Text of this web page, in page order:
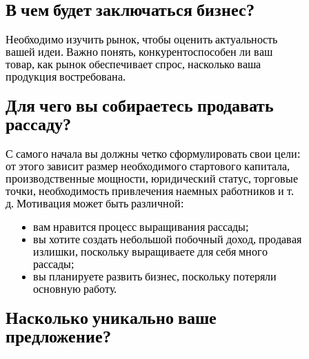
В чем будет заключаться бизнес?
Необходимо изучить рынок, чтобы оценить актуальность
вашей идеи. Важно понять, конкурентоспособен ли ваш
товар, как рынок обеспечивает спрос, насколько ваша
продукция востребована.
Для чего вы собираетесь продавать
рассаду?
С самого начала вы должны четко сформулировать свои цели:
от этого зависит размер необходимого стартового капитала,
производственные мощности, юридический статус, торговые
точки, необходимость привлечения наемных работников и т.
д. Мотивация может быть различной:
вам нравится процесс выращивания рассады;
вы хотите создать небольшой побочный доход, продавая
излишки, поскольку выращиваете для себя много
рассады;
вы планируете развить бизнес, поскольку потеряли
основную работу.
Насколько уникально ваше
предложение?